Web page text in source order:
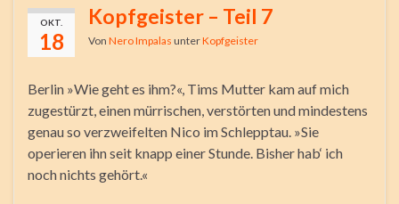
OKT.
18
Kopfgeister – Teil 7
Von Nero Impalas unterKopfgeister
Berlin »Wie geht es ihm?«, Tims Mutter kam auf mich
zugestürzt, einen mürrischen, verstörten und mindestens
genau so verzweifelten Nico im Schlepptau. »Sie
operieren ihn seit knapp einer Stunde. Bisher hab‘ ich
noch nichts gehört.«